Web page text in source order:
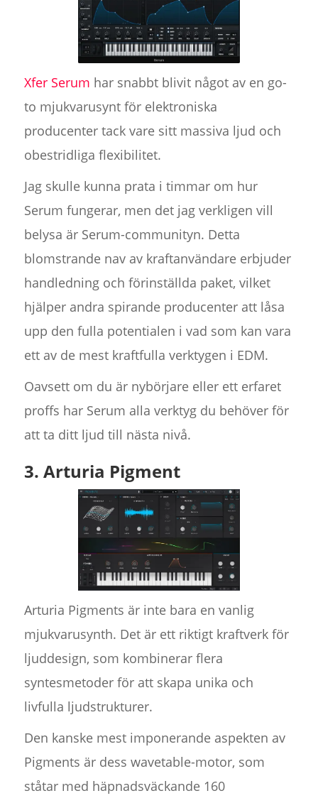
Xfer Serum har snabbt blivit något av en go-
to mjukvarusynt för elektroniska
producenter tack vare sitt massiva ljud och
obestridliga flexibilitet.
Jag skulle kunna prata i timmar om hur
Serum fungerar, men det jag verkligen vill
belysa är Serum-communityn. Detta
blomstrande nav av kraftanvändare erbjuder
handledning och förinställda paket, vilket
hjälper andra spirande producenter att låsa
upp den fulla potentialen i vad som kan vara
ett av de mest kraftfulla verktygen i EDM.
Oavsett om du är nybörjare eller ett erfaret
proffs har Serum alla verktyg du behöver för
att ta ditt ljud till nästa nivå.
3. Arturia Pigment
Arturia Pigments är inte bara en vanlig
mjukvarusynth. Det är ett riktigt kraftverk för
ljuddesign, som kombinerar flera
syntesmetoder för att skapa unika och
livfulla ljudstrukturer.
Den kanske mest imponerande aspekten av
Pigments är dess wavetable-motor, som
ståtar med häpnadsväckande 160